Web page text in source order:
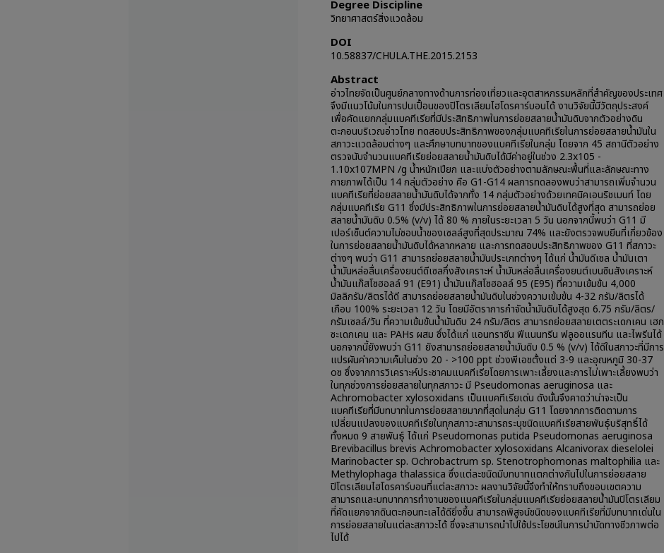
Degree Discipline
วิทยาศาสตร์สิ่งแวดล้อม
DOI
10.58837/CHULA.THE.2015.2153
Abstract
อ่าวไทยจัดเป็นศูนย์กลางทางด้านการท่องเที่ยวและอุตสาหกรรมหลักที่สำคัญของประเทศ
จึงมีแนวโน้มในการปนเปื้อนของปิโตรเลียมไฮโดรคาร์บอนได้ งานวิจัยนี้มีวัตถุประสงค์
เพื่อคัดแยกกลุ่มแบคทีเรียที่มีประสิทธิภาพในการย่อยสลายน้ำมันดิบจากตัวอย่างดิน
ตะกอนบริเวณอ่าวไทย ทดสอบประสิทธิภาพของกลุ่มแบคทีเรียในการย่อยสลายน้ำมันใน
สภาวะแวดล้อมต่างๆ และศึกษาบทบาทของแบคทีเรียในกลุ่ม โดยจาก 45 สถานีตัวอย่าง
ตรวจนับจำนวนแบคทีเรียย่อยสลายน้ำมันดิบได้มีค่าอยู่ในช่วง 2.3x105 -
1.10x107MPN /g น้ำหนักเปียก และแบ่งตัวอย่างตามลักษณะพื้นที่และลักษณะทาง
กายภาพได้เป็น 14 กลุ่มตัวอย่าง คือ G1-G14 ผลการทดลองพบว่าสามารถเพิ่มจำนวน
แบคทีเรียที่ย่อยสลายน้ำมันดิบได้จากทั้ง 14 กลุ่มตัวอย่างด้วยเทคนิคเอนริชเมนท์ โดย
กลุ่มแบคทีเรีย G11 ซึ่งมีประสิทธิภาพในการย่อยสลายน้ำมันดิบได้สูงที่สุด สามารถย่อย
สลายน้ำมันดิบ 0.5% (v/v) ได้ 80 % ภายในระยะเวลา 5 วัน นอกจากนี้พบว่า G11 มี
เปอร์เซ็นต์ความไม่ชอบน้ำของเซลล์สูงที่สุดประมาณ 74% และยังตรวจพบยีนที่เกี่ยวข้อง
ในการย่อยสลายน้ำมันดิบได้หลากหลาย และการทดสอบประสิทธิภาพของ G11 ที่สภาวะ
ต่างๆ พบว่า G11 สามารถย่อยสลายน้ำมันประเภทต่างๆ ได้แก่ น้ำมันดีเซล น้ำมันเตา
น้ำมันหล่อลื่นเครื่องยนต์ดีเซลกึ่งสังเคราะห์ น้ำมันหล่อลื่นเครื่องยนต์เบนซินสังเคราะห์
น้ำมันแก๊สโซฮอลล์ 91 (E91) น้ำมันแก๊สโซฮอลล์ 95 (E95) ที่ความเข้มข้น 4,000
มิลลิกรัม/ลิตรได้ดี สามารถย่อยสลายน้ำมันดิบในช่วงความเข้มข้น 4-32 กรัม/ลิตรได้
เกือบ 100% ระยะเวลา 12 วัน โดยมีอัตราการกำจัดน้ำมันดิบได้สูงสุด 6.75 กรัม/ลิตร/
กรัมเซลล์/วัน ที่ความเข้มข้นน้ำมันดิบ 24 กรัม/ลิตร สามารถย่อยสลายเตตระเดกเคน เฮก
ซะเดกเคน และ PAHs ผสม ซึ่งได้แก่ แอนทราซีน ฟีแนนทรีน ฟลูออแรนทีน และไพรีนได้
นอกจากนี้ยังพบว่า G11 ยังสามารถย่อยสลายน้ำมันดิบ 0.5 % (v/v) ได้ดีในสภาวะที่มีการ
แปรผันค่าความเค็มในช่วง 20 - >100 ppt ช่วงพีเอชตั้งแต่ 3-9 และอุณหภูมิ 30-37
oซ ซึ่งจากการวิเคราะห์ประชาคมแบคทีเรียโดยการเพาะเลี้ยงและการไม่เพาะเลี้ยงพบว่า
ในทุกช่วงการย่อยสลายในทุกสภาวะ มี Pseudomonas aeruginosa และ
Achromobacter xylosoxidans เป็นแบคทีเรียเด่น ดังนั้นจึงคาดว่าน่าจะเป็น
แบคทีเรียที่มีบทบาทในการย่อยสลายมากที่สุดในกลุ่ม G11 โดยจากการติดตามการ
เปลี่ยนแปลงของแบคทีเรียในทุกสภาวะสามารถระบุชนิดแบคทีเรียสายพันธุ์บริสุทธิ์ได้
ทั้งหมด 9 สายพันธุ์ ได้แก่ Pseudomonas putida Pseudomonas aeruginosa
Brevibacillus brevis Achromobacter xylosoxidans Alcanivorax dieselolei
Marinobacter sp. Ochrobactrum sp. Stenotrophomonas maltophilia และ
Methylophaga thalassica ซึ่งแต่ละชนิดมีบทบาทแตกต่างกันไปในการย่อยสลาย
ปิโตรเลียมไฮโดรคาร์บอนที่แต่ละสภาวะ ผลงานวิจัยนี้จึงทำให้ทราบถึงขอบเขตความ
สามารถและบทบาทการทำงานของแบคทีเรียในกลุ่มแบคทีเรียย่อยสลายน้ำมันปิโตรเลียม
ที่คัดแยกจากดินตะกอนทะเลได้ดียิ่งขึ้น สามารถพิสูจน์ชนิดของแบคทีเรียที่มีบทบาทเด่นใน
การย่อยสลายในแต่ละสภาวะได้ ซึ่งจะสามารถนำไปใช้ประโยชน์ในการบำบัดทางชีวภาพต่อ
ไปได้